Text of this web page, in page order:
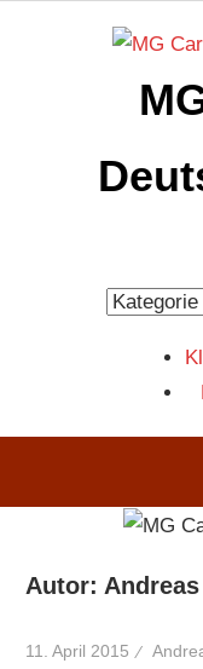
Kategorien
Autor:
11. April 2015